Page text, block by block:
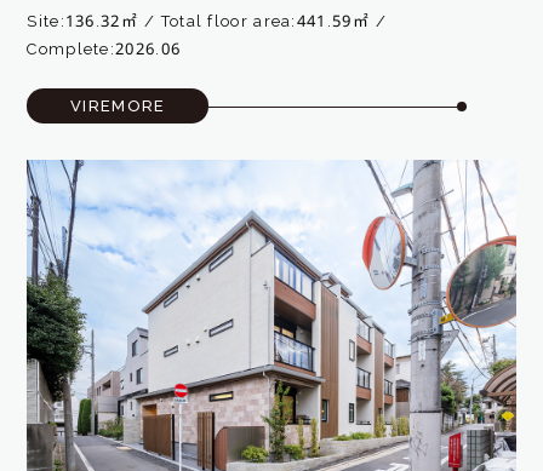
Site:136.32㎡
Total floor area:441.59㎡
Complete:2026.06
VIREMORE